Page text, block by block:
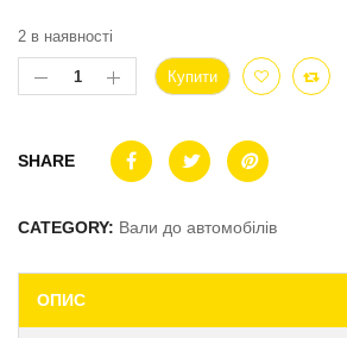
2 в наявності
Купити
SHARE
CATEGORY: Вали до автомобілів
ОПИС